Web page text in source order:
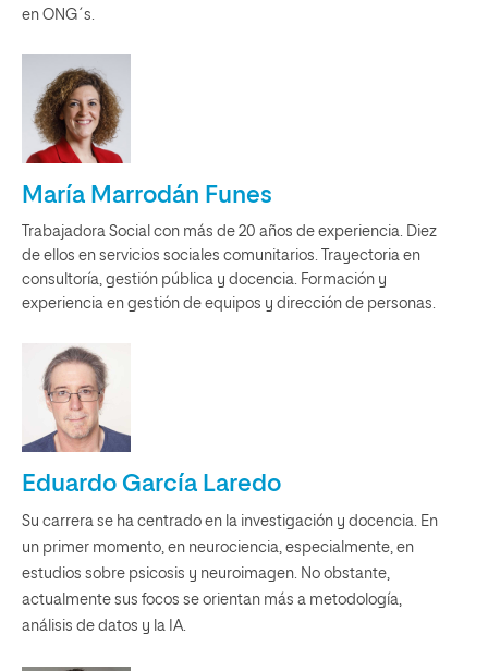
en ONG´s.
María Marrodán Funes
Trabajadora Social con más de 20 años de experiencia. Diez
de ellos en servicios sociales comunitarios. Trayectoria en
consultoría, gestión pública y docencia. Formación y
experiencia en gestión de equipos y dirección de personas.
Eduardo García Laredo
Su carrera se ha centrado en la investigación y docencia. En
un primer momento, en neurociencia, especialmente, en
estudios sobre psicosis y neuroimagen. No obstante,
actualmente sus focos se orientan más a metodología,
análisis de datos y la IA.